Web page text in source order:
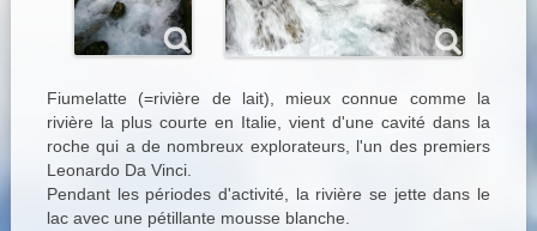
Fiumelatte (=rivière de lait), mieux connue comme la
rivière la plus courte en Italie, vient d'une cavité dans la
roche qui a de nombreux explorateurs, l'un des premiers
Leonardo Da Vinci.
Pendant les périodes d'activité, la rivière se jette dans le
lac avec une pétillante mousse blanche.